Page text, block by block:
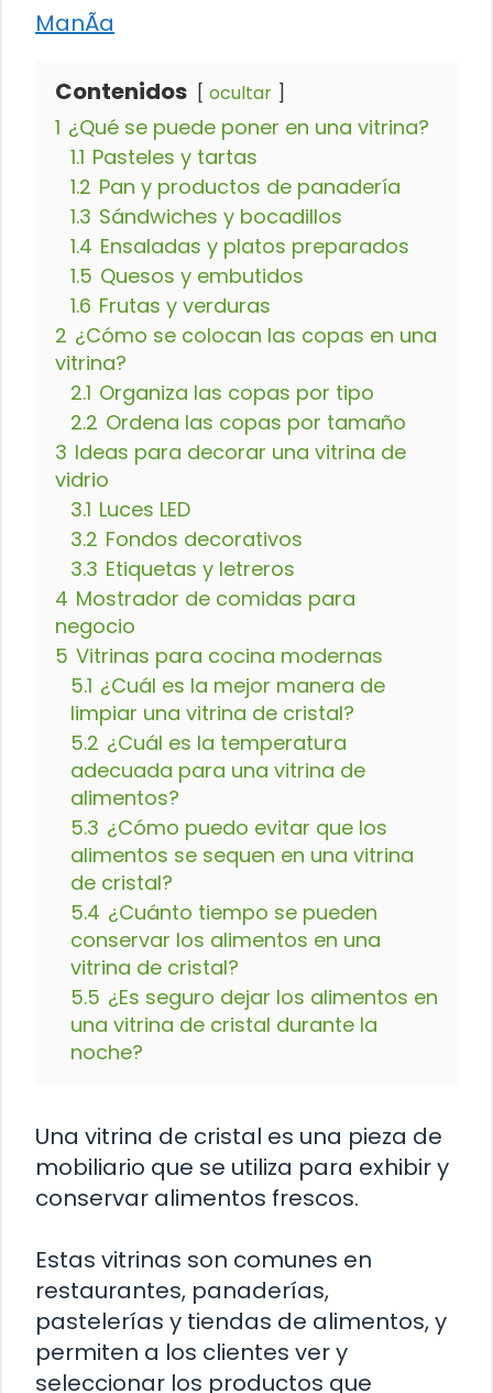
ManÃ­a
Contenidos ocultar
1 ¿Qué se puede poner en una vitrina?
1.1 Pasteles y tartas
1.2 Pan y productos de panadería
1.3 Sándwiches y bocadillos
1.4 Ensaladas y platos preparados
1.5 Quesos y embutidos
1.6 Frutas y verduras
2 ¿Cómo se colocan las copas en una
vitrina?
2.1 Organiza las copas por tipo
2.2 Ordena las copas por tamaño
3 Ideas para decorar una vitrina de
vidrio
3.1 Luces LED
3.2 Fondos decorativos
3.3 Etiquetas y letreros
4 Mostrador de comidas para
negocio
5 Vitrinas para cocina modernas
5.1 ¿Cuál es la mejor manera de
limpiar una vitrina de cristal?
5.2 ¿Cuál es la temperatura
adecuada para una vitrina de
alimentos?
5.3 ¿Cómo puedo evitar que los
alimentos se sequen en una vitrina
de cristal?
5.4 ¿Cuánto tiempo se pueden
conservar los alimentos en una
vitrina de cristal?
5.5 ¿Es seguro dejar los alimentos en
una vitrina de cristal durante la
noche?
Una vitrina de cristal es una pieza de
mobiliario que se utiliza para exhibir y
conservar alimentos frescos.
Estas vitrinas son comunes en
restaurantes, panaderías,
pastelerías y tiendas de alimentos, y
permiten a los clientes ver y
seleccionar los productos que